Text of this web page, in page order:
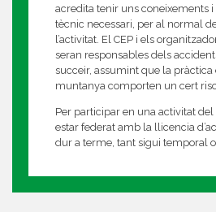
acredita tenir uns coneixements
tècnic necessari, per al normal
l’activitat. El CEP i els
seran responsables dels
succeir, assumint que la pràctica
muntanya comporten un cert risc.
Per participar en una activitat del
estar federat amb la llicencia
dur a terme, tant sigui temporal o